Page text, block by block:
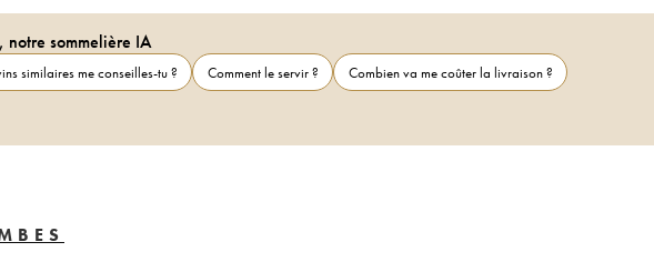
notre sommelière IA
similaires me conseilles-tu ? Comment le servir ?
Combien va me coûter la livraison ?